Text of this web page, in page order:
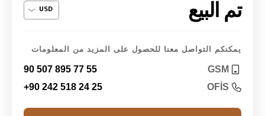
تم البيع
يمكنكم التواصل معنا للحصول على المزيد من المعلومات
GSM
90 507 895 77 55
OFİS
+90 242 518 24 25